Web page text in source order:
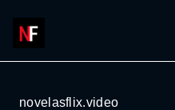
novelasflix.video